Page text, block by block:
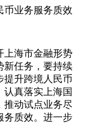
币业务服务质效
上海市金融形势
新任务，要持续
提升跨境人民币
认真落实上海国
推动试点业务尽
务质效。进一步